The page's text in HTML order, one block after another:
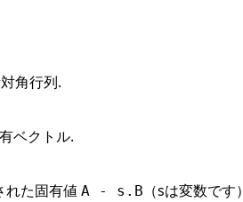
角行列.
ベクトル.
れた固有値 A - s.B （sは変数で